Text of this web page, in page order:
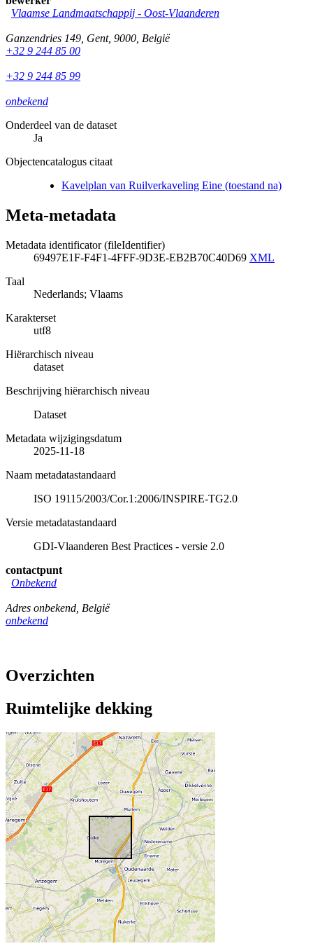
Vlaamse Landmaatschappij - Oost-Vlaanderen
Ganzendries 149 Gent, 9000 België
+32 9 244 85 00
+32 9 244 85 99
onbekend
Onderdeel van de dataset
Ja
Objectencatalogus citaat
Kavelplan van Ruilverkaveling Eine (toestand na)
Meta-metadata
Metadata identificator (fileIdentifier)
69497E1F-F4F1-4FFF-9D3E-EB2B70C40D69 XML
Taal
Nederlands; Vlaams
Karakterset
utf8
Hiërarchisch niveau
dataset
Beschrijving hiërarchisch niveau
Dataset
Metadata wijzigingsdatum
2025-11-18
Naam metadatastandaard
ISO 19115/2003/Cor.1:2006/INSPIRE-TG2.0
Versie metadatastandaard
GDI-Vlaanderen Best Practices - versie 2.0
contactpunt
Onbekend
Adres onbekend België
onbekend
Overzichten
Ruimtelijke dekking